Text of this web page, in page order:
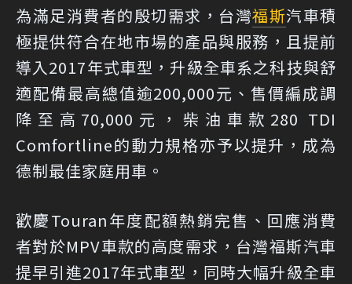
為滿足消費者的殷切需求，台灣福斯汽車積
極提供符合在地市場的產品與服務，且提前
導入2017年式車型，升級全車系之科技與舒
適配備最高總值逾200,000元、售價編成調
降至高70,000元，柴油車款280 TDI
Comfortline的動力規格亦予以提升，成為
德制最佳家庭用車。
歡慶Touran年度配額熱銷完售、回應消費
者對於MPV車款的高度需求，台灣福斯汽車
提早引進2017年式車型，同時大幅升級全車